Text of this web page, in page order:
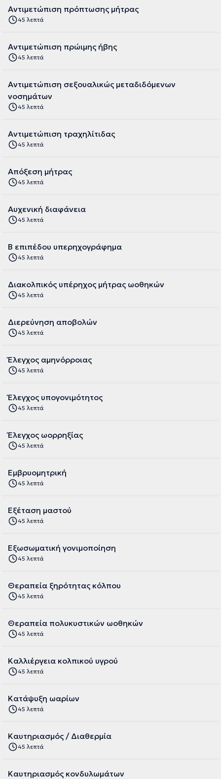
Αντιμετώπιση πρόπτωσης μήτρας
45 λεπτά
Αντιμετώπιση πρώιμης ήβης
45 λεπτά
Αντιμετώπιση σεξουαλικώς μεταδιδόμενων
νοσημάτων
45 λεπτά
Αντιμετώπιση τραχηλίτιδας
45 λεπτά
Απόξεση μήτρας
45 λεπτά
Αυχενική διαφάνεια
45 λεπτά
Β επιπέδου υπερηχογράφημα
45 λεπτά
Διακολπικός υπέρηχος μήτρας ωοθηκών
45 λεπτά
Διερεύνηση αποβολών
45 λεπτά
Έλεγχος αμηνόρροιας
45 λεπτά
Έλεγχος υπογονιμότητος
45 λεπτά
Έλεγχος ωορρηξίας
45 λεπτά
Εμβρυομητρική
45 λεπτά
Εξέταση μαστού
45 λεπτά
Εξωσωματική γονιμοποίηση
45 λεπτά
Θεραπεία ξηρότητας κόλπου
45 λεπτά
Θεραπεία πολυκυστικών ωοθηκών
45 λεπτά
Καλλιέργεια κολπικού υγρού
45 λεπτά
Κατάψυξη ωαρίων
45 λεπτά
Καυτηριασμός / Διαθερμία
45 λεπτά
Καυτηριασμός κονδυλωμάτων